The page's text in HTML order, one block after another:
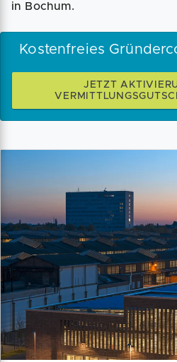
in Bochum.
Kostenfreies
JETZT